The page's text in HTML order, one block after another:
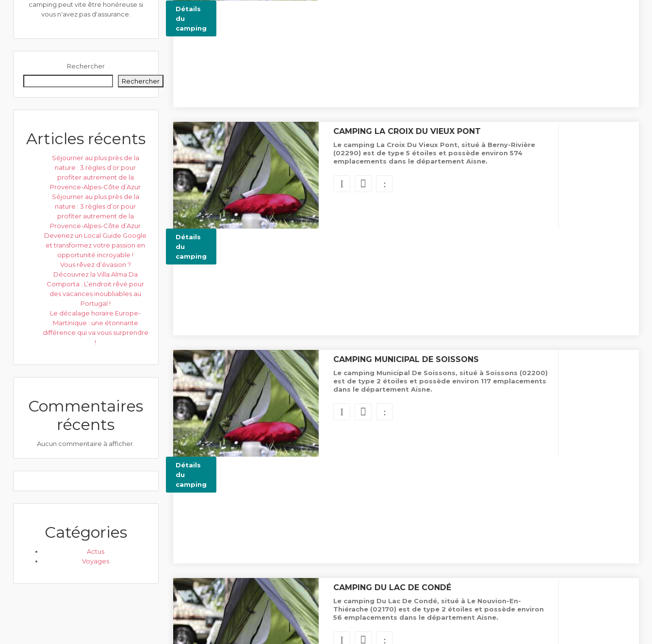
camping peut vite être honéreuse si
vous n'avez pas d'assurance.
Rechercher
Rechercher
Articles récents
Séjourner au plus près de la
nature : 3 règles d’or pour
profiter autrement de la
Provence-Alpes-Côte d’Azur
Séjourner au plus près de la
nature : 3 règles d’or pour
profiter autrement de la
Provence-Alpes-Côte d’Azur
Devenez un Local Guide Google
et transformez votre passion en
opportunité incroyable !
Vous rêvez d’évasion ?
Découvrez la Villa Alma Da
Comporta : L’endroit rêvé pour
des vacances inoubliables au
Portugal !
Le décalage horaire Europe-
Martinique : une étonnante
différence qui va vous surprendre
!
Commentaires
récents
Aucun commentaire à afficher.
Catégories
Actus
Voyages
Détails
du
camping
CAMPING LA CROIX DU VIEUX PONT
Le camping La Croix Du Vieux Pont, situé à Berny-Rivière
(02290) est de type 5 étoiles et possède environ 574
emplacements dans le département Aisne.
Détails
du
camping
CAMPING MUNICIPAL DE SOISSONS
Le camping Municipal De Soissons, situé à Soissons (02200)
est de type 2 étoiles et possède environ 117 emplacements
dans le département Aisne.
Détails
du
camping
CAMPING DU LAC DE CONDÉ
Le camping Du Lac De Condé, situé à Le Nouvion-En-
Thiérache (02170) est de type 2 étoiles et possède environ
56 emplacements dans le département Aisne.